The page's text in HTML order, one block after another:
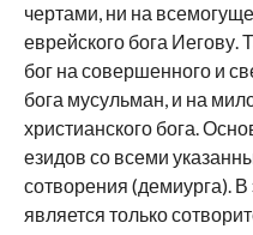
чертами, ни на
еврейского бога Иегову.
бог на совершенного и
бога мусульман, и на
христианского бога.
езидов со всеми
сотворения (демиурга).
является только